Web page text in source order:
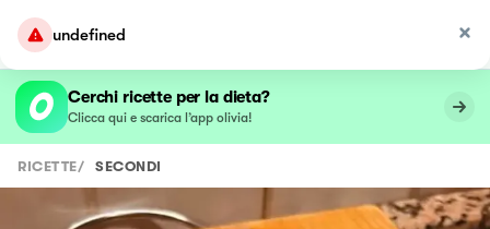
undefined
Cerchi ricette per la dieta?
Clicca qui e scarica l’app olivia!
RICETTE/ SECONDI